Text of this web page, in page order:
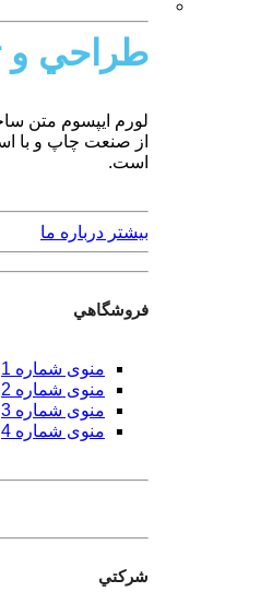
طراحي و
لورم ایپسوم متن
از صنعت چاپ و با
است.
بیشتر درباره ما
فروشگاهي
منوی شماره 1
منوی شماره 2
منوی شماره 3
منوی شماره 4
شركتي